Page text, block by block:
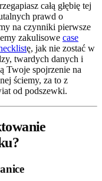
całą głębię tej
prawd o
na czynniki pierwsze
zakulisowe case
ę, jak nie zostać w
twardych danych i
Twoje spojrzenie na
ściemy, za to z
od podszewki.